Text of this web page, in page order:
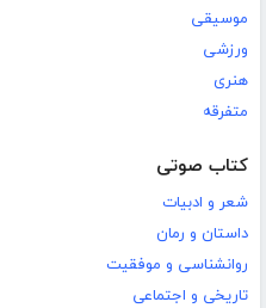
موسیقی
ورزشی
هنری
متفرقه
کتاب صوتی
شعر و ادبیات
داستان و رمان
روانشناسی و موفقیت
تاریخی و اجتماعی